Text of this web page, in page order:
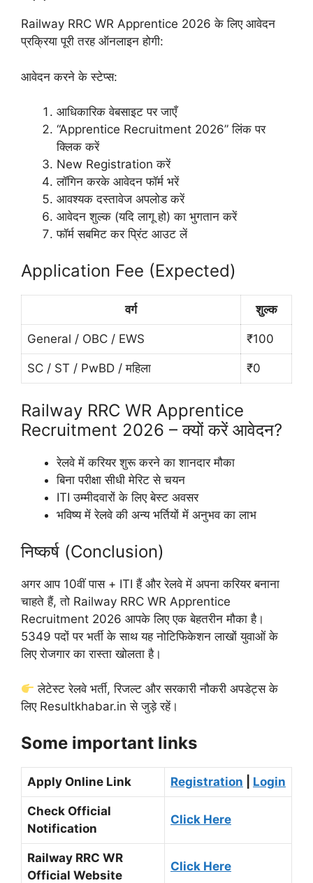
Railway RRC WR Apprentice 2026 के लिए आवेदन
प्रक्रिया पूरी तरह ऑनलाइन होगी:
आवेदन करने के स्टेप्स:
आधिकारिक वेबसाइट पर जाएँ
“Apprentice Recruitment 2026” लिंक पर
क्लिक करें
New Registration करें
लॉगिन करके आवेदन फॉर्म भरें
आवश्यक दस्तावेज अपलोड करें
आवेदन शुल्क (यदि लागू हो) का भुगतान करें
फॉर्म सबमिट कर प्रिंट आउट लें
Application Fee (Expected)
वर्ग शुल्क
General / OBC / EWS ₹100
SC / ST / PwBD / महिला ₹0
Railway RRC WR Apprentice
Recruitment 2026 – क्यों करें आवेदन?
रेलवे में करियर शुरू करने का शानदार मौका
बिना परीक्षा सीधी मेरिट से चयन
ITI उम्मीदवारों के लिए बेस्ट अवसर
भविष्य में रेलवे की अन्य भर्तियों में अनुभव का लाभ
निष्कर्ष (Conclusion)
अगर आप 10वीं पास + ITI हैं और रेलवे में अपना करियर बनाना
चाहते हैं, तो Railway RRC WR Apprentice
Recruitment 2026 आपके लिए एक बेहतरीन मौका है।
5349 पदों पर भर्ती के साथ यह नोटिफिकेशन लाखों युवाओं के
लिए रोजगार का रास्ता खोलता है।
लेटेस्ट रेलवे भर्ती, रिजल्ट और सरकारी नौकरी अपडेट्स के
लिए Resultkhabar.in से जुड़े रहें।
Some important links
Apply Online Link Registration Login
Check Official
Notification
Click Here
Railway RRC WR
Official Website
Click Here